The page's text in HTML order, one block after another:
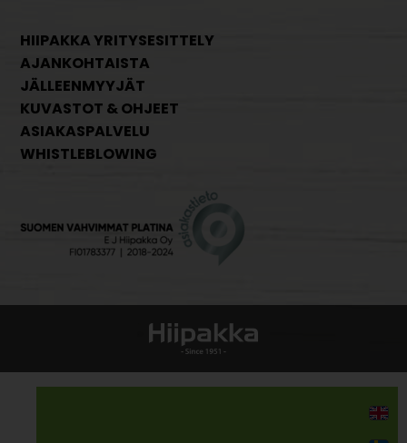
HIIPAKKA YRITYSESITTELY
AJANKOHTAISTA
JÄLLEENMYYJÄT
KUVASTOT & OHJEET
ASIAKASPALVELU
WHISTLEBLOWING